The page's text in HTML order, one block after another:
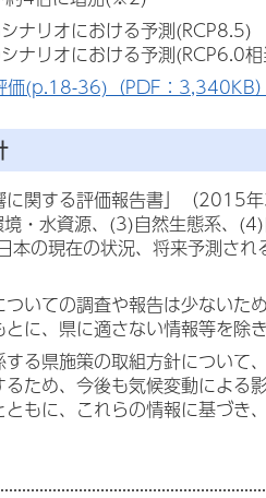
ナリオにおける予測(RCP8.5)
リオにおける予測(RCP6.0相
価(p.18-36)（PDF：3,340KB）
に関する評価報告書」（
境・水資源、(3)自然生態系、
の現在の状況、将来予測さ
いての調査や報告は少ない
に、県に適さない情報等を除
る県施策の取組方針につい
ため、今後も気候変動によ
もに、これらの情報に基づき